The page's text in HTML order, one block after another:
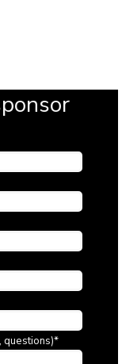
questions)*